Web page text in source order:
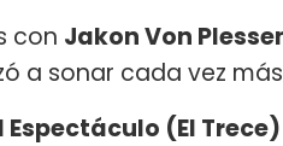
con Jakon Von
a sonar cada vez
Espectáculo (El Trece)